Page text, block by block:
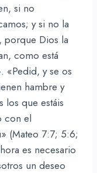
si no
y si no la
porque Dios la
como está
«Pedid, y se os
hambre y
los que estáis
con el
(Mateo 7:7; 5:6;
es necesario
un deseo